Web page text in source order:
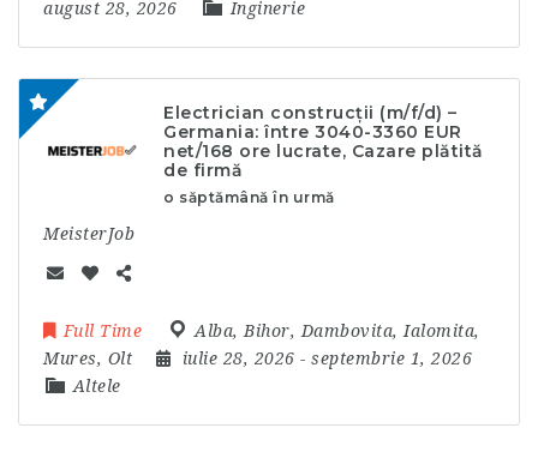
august 28, 2026
Inginerie
Electrician construcții (m/f/d) –
Germania: între 3040-3360 EUR
net/168 ore lucrate, Cazare plătită
de firmă
o săptămână în urmă
MeisterJob
Full Time Alba, Bihor, Dambovita, Ialomita,
Mures, Olt iulie 28, 2026 - septembrie 1, 2026
Altele